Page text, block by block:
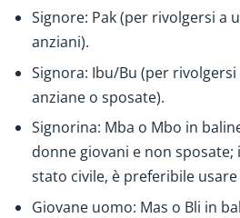
Signore: Pak (per rivolgersi a
anziani).
Signora: Ibu/Bu (per
anziane o sposate).
Signorina: Mba o Mbo in
donne giovani e non
stato civile, è preferibile usare
Giovane uomo: Mas o Bli in